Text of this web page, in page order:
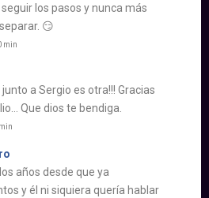
los pasos y nunca más
😏
min
a Sergio es otra!!! Gracias
Que dios te bendiga.
años desde que ya
y él ni siquiera quería hablar